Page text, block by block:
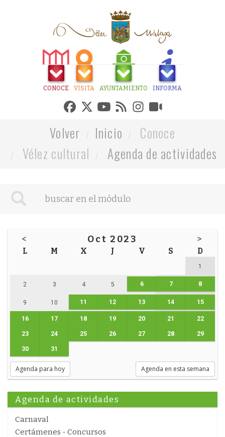
CONOCE VISITA AYUNTAMIENTO INFORMA
Volver Inicio
Conoce
Vélez cultural
Agenda de actividades
< Oct 2023 >
L M X J V S D
1
2 3 4 5 6 7 8
9 10 11 12 13 14 15
16 17 18 19 20 21 22
23 24 25 26 27 28 29
30 31
Agenda para hoy Agenda en esta semana
Agenda de actividades
Carnaval
Certámenes - Concursos